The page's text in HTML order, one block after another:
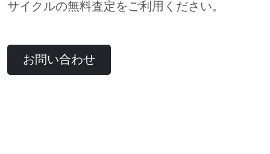
サイクルの無料査定をご利用ください。
お問い合わせ